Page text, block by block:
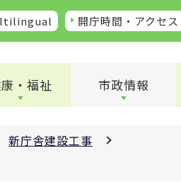
開庁時間・アクセス
・福祉 市政情報
新庁舎建設工事